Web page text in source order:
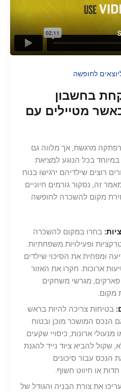
לחופשה
בחשבון
מטיילים עם
מרגשת, אך מלווה גם
במיוחד בכל הנוגע למציאת
רוצים שילדיהם ירגישו בנוח
זה, נסקור גורמים חיוניים
מקום להשכרה לחופשה
בחרו במקום להשכרה
ופעילויות משפחתיות.
ומפחית את הסיכוי שילדים
ארוכות. חקרו את האזור
פארקים, מגרשי משחקים
מקום.
בטיחות צריכה להיות בראש
הנכס המושכר מוכן ובטוח
ארונות, כיסויי שקעים
שקול להביא ציוד נייד להגנת
הנכס עבור סיכונים
חדות או חיווט חשוף.
את צורת הבניה והגודל של